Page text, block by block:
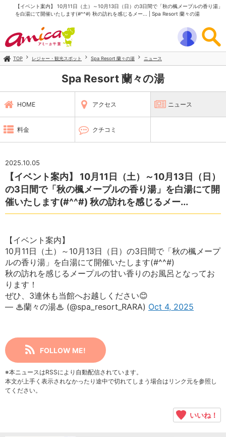
【イベント案内】 10月11日（土）～10月13日（日）の3日間で「秋の楓メープルの香り湯」
を白湯にて開催いたします(#^^#) 秋の訪れを感じるメー... | Spa Resort 蘭々の湯
TOP レジャー・観光スポット Spa Resort 蘭々の湯 ニュース
Spa Resort 蘭々の湯
HOME アクセス ニュース
料金 クチコミ
2025.10.05
【イベント案内】 10月11日（土）～10月13日（日）
の3日間で「秋の楓メープルの香り湯」を白湯にて開
催いたします(#^^#) 秋の訪れを感じるメー...
【イベント案内】
10月11日（土）～10月13日（日）の3日間で「秋の楓メープ
ルの香り湯」を白湯にて開催いたします(#^^#)
秋の訪れを感じるメープルの甘い香りのお風呂となってお
ります！
ぜひ、3連休も当館へお越しください😊
— ♨蘭々の湯♨ (@spa_resort_RARA) Oct 4, 2025
FOLLOW ME!
※本ニュースはRSSにより自動配信されています。
本文が上手く表示されなかったり途中で切れてしまう場合はリンク元を参照し
てください。
いいね！